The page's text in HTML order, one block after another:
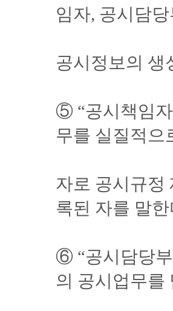
임자, 공시담당
공시정보의 생
⑤ “공시책임
무를 실질적으
자로 공시규정
록된 자를 말한
⑥ “공시담당
의 공시업무를